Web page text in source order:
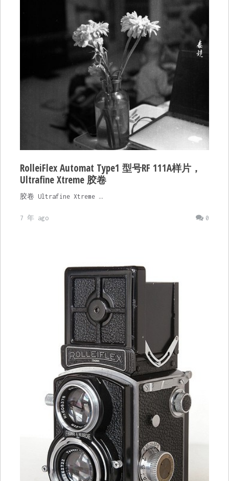
RolleiFlex Automat Type1 型号RF 111A样片，
Ultrafine Xtreme 胶卷
胶卷 Ultrafine Xtreme …
0
7 年 ago